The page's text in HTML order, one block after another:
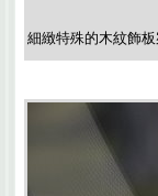
細緻特殊的木紋飾